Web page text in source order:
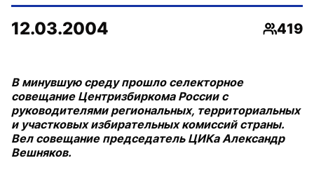
12.03.2004
419
В минувшую среду прошло селекторное
совещание Центризбиркома России с
руководителями региональных, территориальных
и участковых избирательных комиссий страны.
Вел совещание председатель ЦИКа Александр
Вешняков.